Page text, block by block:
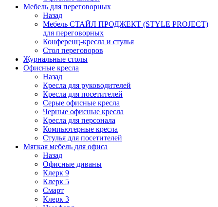
Мебель для переговорных
Назад
Мебель СТАЙЛ ПРОДЖЕКТ (STYLE PROJECT)
для переговорных
Конференц-кресла и стулья
Стол переговоров
Журнальные столы
Офисные кресла
Назад
Кресла для руководителей
Кресла для посетителей
Серые офисные кресла
Черные офисные кресла
Кресла для персонала
Компьютерные кресла
Стулья для посетителей
Мягкая мебель для офиса
Назад
Офисные диваны
Клерк 9
Клерк 5
Смарт
Клерк 3